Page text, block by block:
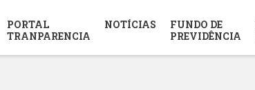
PORTAL
TRANPARENCIA
NOTÍCIAS
FUNDO DE
PREVIDÊNCIA